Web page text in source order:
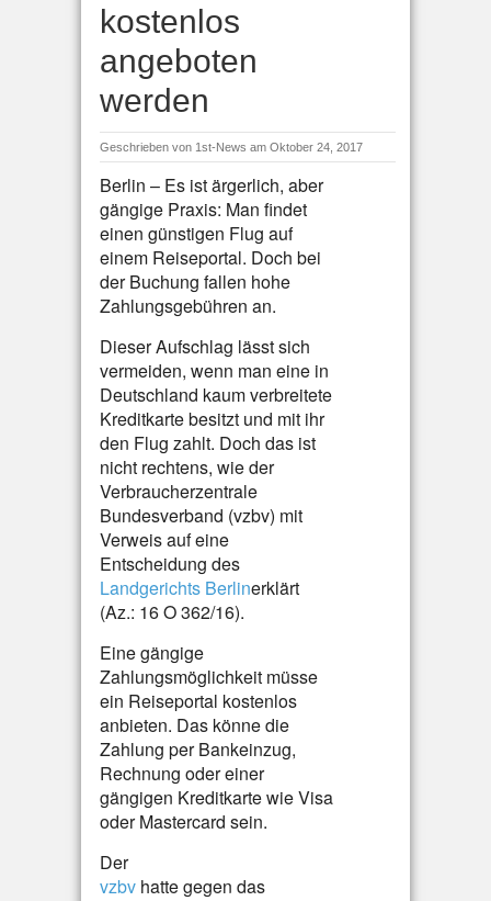
kostenlos
angeboten
werden
Geschrieben von 1st-News am Oktober 24, 2017
Berlin – Es ist ärgerlich, aber
gängige Praxis: Man findet
einen günstigen Flug auf
einem Reiseportal. Doch bei
der Buchung fallen hohe
Zahlungsgebühren an.
Dieser Aufschlag lässt sich
vermeiden, wenn man eine in
Deutschland kaum verbreitete
Kreditkarte besitzt und mit ihr
den Flug zahlt. Doch das ist
nicht rechtens, wie der
Verbraucherzentrale
Bundesverband (vzbv) mit
Verweis auf eine
Entscheidung des
Landgerichts Berlinerklärt
(Az.: 16 O 362/16).
Eine gängige
Zahlungsmöglichkeit müsse
ein Reiseportal kostenlos
anbieten. Das könne die
Zahlung per Bankeinzug,
Rechnung oder einer
gängigen Kreditkarte wie Visa
oder Mastercard sein.
Der
vzbv hatte gegen das